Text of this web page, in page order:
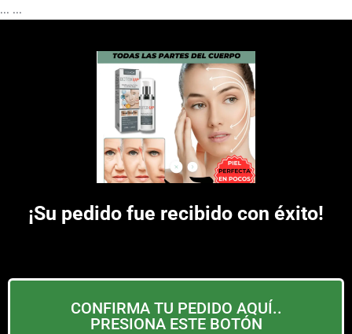
... ...
¡Su pedido fue recibido con éxito!
CONFIRMA TU PEDIDO AQUÍ..
PRESIONA ESTE BOTÓN